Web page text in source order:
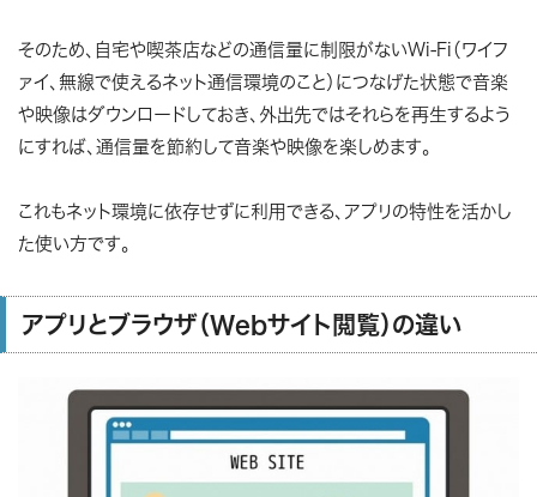
そのため、自宅や喫茶店などの通信量に制限がないWi-Fi（ワイフ
ァイ、無線で使えるネット通信環境のこと）につなげた状態で音楽
や映像はダウンロードしておき、外出先ではそれらを再生するよう
にすれば、通信量を節約して音楽や映像を楽しめます。
これもネット環境に依存せずに利用できる、アプリの特性を活かし
た使い方です。
アプリとブラウザ（Webサイト閲覧）の違い